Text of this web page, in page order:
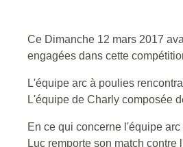
Ce Dimanche 12 mars 2017
engagées dans cette
L'équipe arc à poulies
L'équipe de Charly composée
En ce qui concerne l'équipe
Luc remporte son match